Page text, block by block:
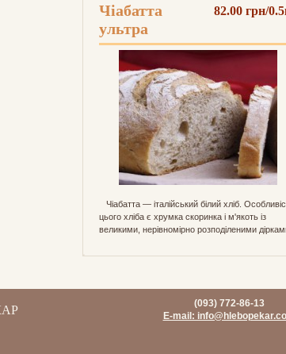
82.00 грн/
Чіабатта
ультра
Чіабатта — італійський білий хліб.
цього хліба є хрумка скоринка і м'якоть із
великими, нерівномірно розподіленими
(093) 772-86-13
E-mail: